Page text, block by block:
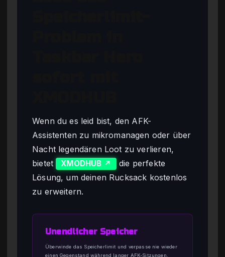
Wenn du es leid bist, den AFK-
Assistenten zu mikromanagen oder über
Nacht legendären Loot zu verlieren,
bietet
XMODHUB ↗
die perfekte
Lösung, um deinen Rucksack kostenlos
zu erweitern.
Unendlicher Speicher
Überwinde das Speicherlimit und verpasse nie wieder
einen Gegenstand während langer AFK-Sitzungen.